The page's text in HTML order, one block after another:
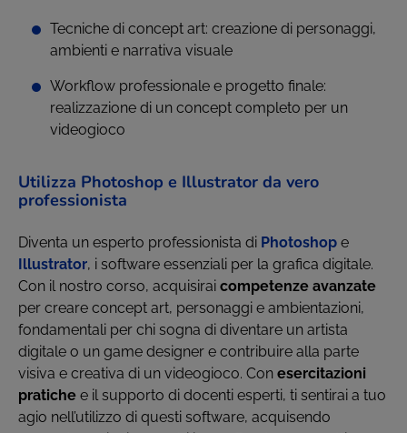
Tecniche di concept art: creazione di personaggi,
ambienti e narrativa visuale
Workflow professionale e progetto finale:
realizzazione di un concept completo per un
videogioco
Utilizza Photoshop e Illustrator da vero
professionista
Diventa un esperto professionista di Photoshop e
Illustrator, i software essenziali per la grafica digitale.
Con il nostro corso, acquisirai competenze avanzate
per creare concept art, personaggi e ambientazioni,
fondamentali per chi sogna di diventare un artista
digitale o un game designer e contribuire alla parte
visiva e creativa di un videogioco. Con esercitazioni
pratiche e il supporto di docenti esperti, ti sentirai a tuo
agio nell’utilizzo di questi software, acquisendo